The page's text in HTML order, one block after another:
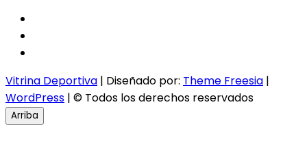
Vitrina Deportiva | Diseñado por: Theme Freesia |
WordPress | © Todos los derechos reservados
Arriba